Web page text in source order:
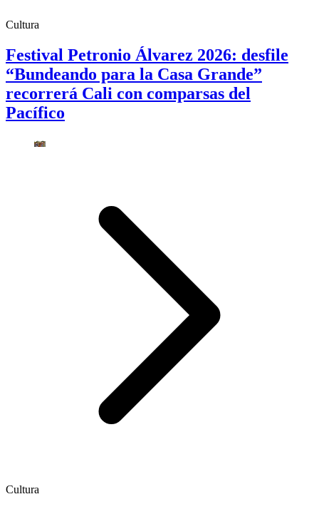
Cultura
Festival Petronio Álvarez 2026: desfile
“Bundeando para la Casa Grande”
recorrerá Cali con comparsas del
Pacífico
Cultura